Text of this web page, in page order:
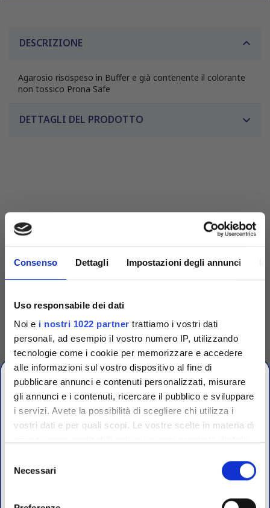
Consenso Dettagli Impostazioni degli annunci
Uso responsabile dei dati
Noi e i nostri 1022 partner trattiamo i vostri dati
personali, ad esempio il vostro numero IP, utilizzando
tecnologie come i cookie per memorizzare e accedere
alle informazioni sul vostro dispositivo al fine di
pubblicare annunci e contenuti personalizzati, misurare
gli annunci e i contenuti, ricercare il pubblico e sviluppare
i servizi. Avete la possibilità di scegliere chi utilizza i
vostri dati e per quali scopi. Le vostre scelte in materia di
modificare o revocare il proprio consenso in qualsiasi
momento dalla Dichiarazione sui cookie o facendo clic
delNecessari
DESCRIZIONE
Agarosio risospeso in Buffer e già contenente il colorante
non tossico Prona Safe
DETTAGLI DEL PRODOTTO
Competenza
Fornitori specializzati per laboratori conto terzi e
controllo qualità industriale
CHIUSURA